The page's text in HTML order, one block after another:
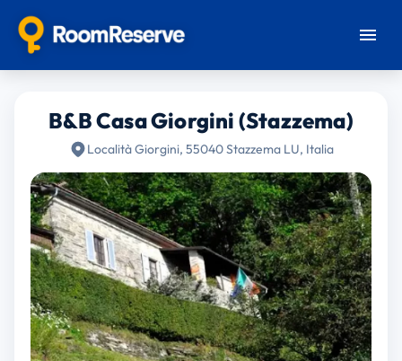
B&B Casa Giorgini (Stazzema)
Località Giorgini, 55040 Stazzema LU, Italia